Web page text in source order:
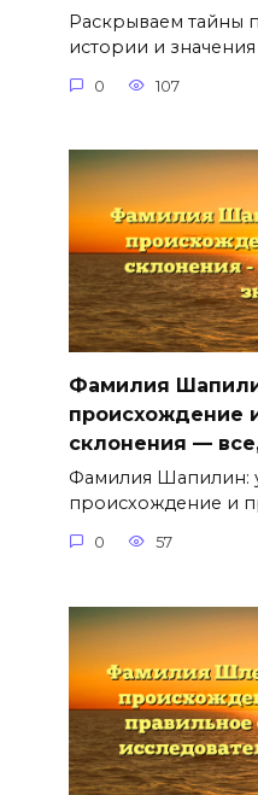
Раскрываем тайны
истории и значения
0 107
Фамилия
происхождение
склонения —
Фамилия Шапилин:
происхождение и
0 57